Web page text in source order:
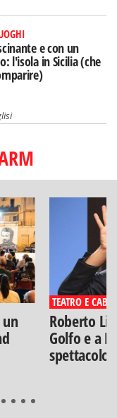
e con un
l'isola in Sicilia (che
TEATRO E
Roberto
Golfo e a
spettacolo"